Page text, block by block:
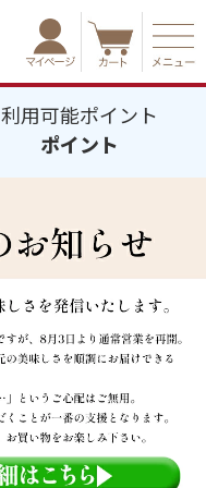
利用可能ポイント
ポイント